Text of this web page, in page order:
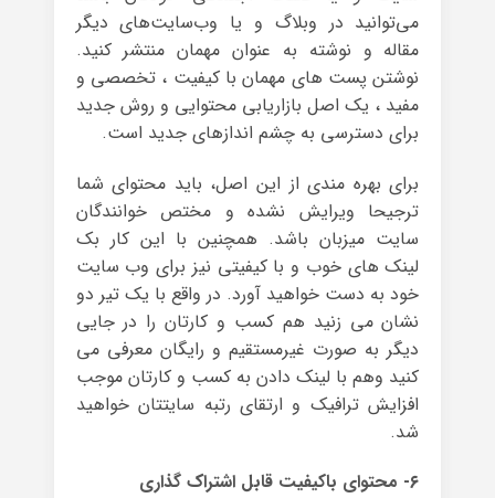
می‌توانید در وبلاگ و یا وب‌سایت‌های دیگر
مقاله و نوشته به عنوان مهمان منتشر کنید.
نوشتن پست های مهمان با کیفیت ، تخصصی و
مفید ، یک اصل بازاریابی محتوایی و روش جدید
برای دسترسی به چشم اندازهای جدید است.
برای بهره مندی از این اصل، باید محتوای شما
ترجیحا ویرایش نشده و مختص خوانندگان
سایت میزبان باشد. همچنین با این کار بک
لینک های خوب و با کیفیتی نیز برای وب سایت
خود به دست خواهید آورد. در واقع با یک تیر دو
نشان می زنید هم کسب و کارتان را در جایی
دیگر به صورت غیرمستقیم و رایگان معرفی می
کنید وهم با لینک دادن به کسب و کارتان موجب
افزایش ترافیک و ارتقای رتبه سایتتان خواهید
شد.
۶- محتوای باکیفیت قابل اشتراک گذاری